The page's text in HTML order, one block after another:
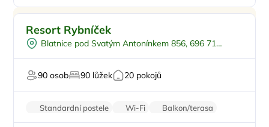
Wellness procedury
Restaurace
Pro svatby a oslavy
Resort Rybníček
Blatnice pod Svatým Antonínkem 856, 696 71
90 osob
90 lůžek 20 pokojů
Standardní postele Wi-Fi
Balkon/terasa
Klimatizace
Kamerový systém